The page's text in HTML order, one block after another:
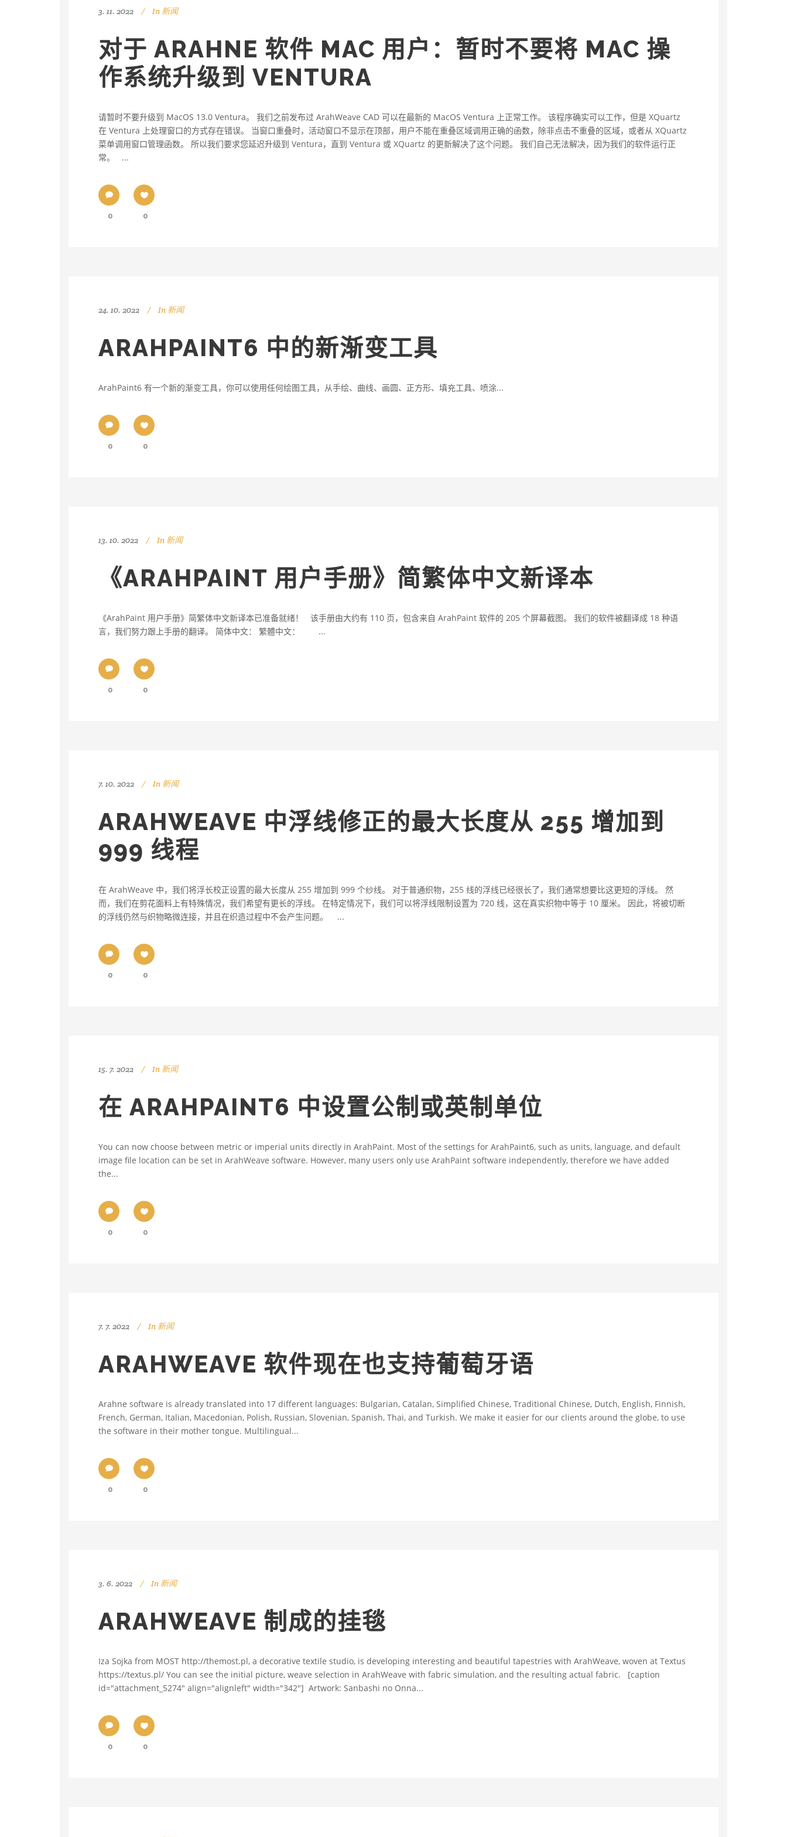
3. 11. 2022 In 新闻
对于 ARAHNE 软件 MAC 用户：暂时不要将 MAC 操
作系统升级到 VENTURA
请暂时不要升级到 MacOS 13.0 Ventura。 我们之前发布过 ArahWeave CAD 可以在最新的 MacOS Ventura 上正常工作。 该程序确实可以工作，但是 XQuartz
在 Ventura 上处理窗口的方式存在错误。 当窗口重叠时，活动窗口不显示在顶部，用户不能在重叠区域调用正确的函数，除非点击不重叠的区域，或者从 XQuartz
菜单调用窗口管理函数。 所以我们要求您延迟升级到 Ventura，直到 Ventura 或 XQuartz 的更新解决了这个问题。 我们自己无法解决，因为我们的软件运行正
常。 ...
0 0
24. 10. 2022 In 新闻
ARAHPAINT6 中的新渐变工具
ArahPaint6 有一个新的渐变工具，你可以使用任何绘图工具，从手绘、曲线、画圆、正方形、填充工具、喷涂...
0 0
13. 10. 2022 In 新闻
《ARAHPAINT 用户手册》简繁体中文新译本
《ArahPaint 用户手册》简繁体中文新译本已准备就绪！ 该手册由大约有 110 页，包含来自 ArahPaint 软件的 205 个屏幕截图。 我们的软件被翻译成 18 种语
言，我们努力跟上手册的翻译。 简体中文： 繁體中文： ...
0 0
7. 10. 2022 In 新闻
ARAHWEAVE 中浮线修正的最大长度从 255 增加到
999 线程
在 ArahWeave 中，我们将浮长校正设置的最大长度从 255 增加到 999 个纱线。 对于普通织物，255 线的浮线已经很长了，我们通常想要比这更短的浮线。 然
而，我们在剪花面料上有特殊情况，我们希望有更长的浮线。 在特定情况下，我们可以将浮线限制设置为 720 线，这在真实织物中等于 10 厘米。 因此，将被切断
的浮线仍然与织物略微连接，并且在织造过程中不会产生问题。 ...
0 0
15. 7. 2022 In 新闻
在 ARAHPAINT6 中设置公制或英制单位
You can now choose between metric or imperial units directly in ArahPaint. Most of the settings for ArahPaint6, such as units, language, and default
image file location can be set in ArahWeave software. However, many users only use ArahPaint software independently, therefore we have added
the...
0 0
7. 7. 2022 In 新闻
ARAHWEAVE 软件现在也支持葡萄牙语
Arahne software is already translated into 17 different languages: Bulgarian, Catalan, Simplified Chinese, Traditional Chinese, Dutch, English, Finnish,
French, German, Italian, Macedonian, Polish, Russian, Slovenian, Spanish, Thai, and Turkish. We make it easier for our clients around the globe, to use
the software in their mother tongue. Multilingual...
0 0
3. 6. 2022 In 新闻
ARAHWEAVE 制成的挂毯
Iza Sojka from MOST http://themost.pl, a decorative textile studio, is developing interesting and beautiful tapestries with ArahWeave, woven at Textus
https://textus.pl/ You can see the initial picture, weave selection in ArahWeave with fabric simulation, and the resulting actual fabric. [caption
id="attachment_5274" align="alignleft" width="342"] Artwork: Sanbashi no Onna...
0 0